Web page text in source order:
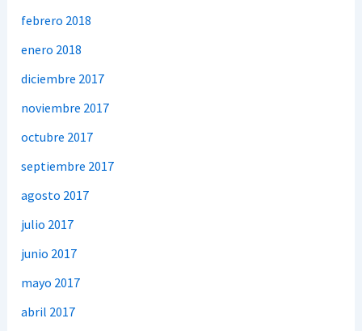
febrero 2018
enero 2018
diciembre 2017
noviembre 2017
octubre 2017
septiembre 2017
agosto 2017
julio 2017
junio 2017
mayo 2017
abril 2017